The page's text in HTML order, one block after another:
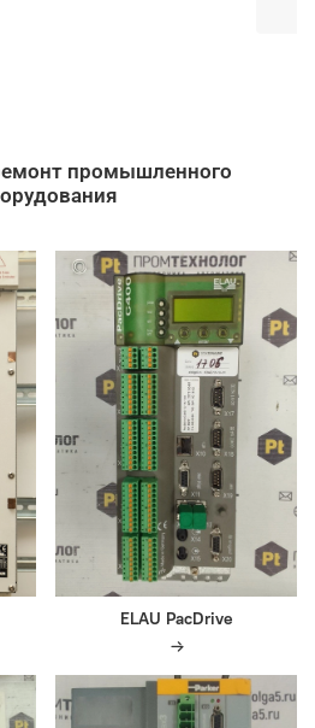
промышленного
ELAU PacDrive